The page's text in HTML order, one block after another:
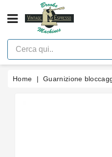
CATEGORIA
Macchine
Per
Caffè
Espresso
Leva
Home Guarnizione